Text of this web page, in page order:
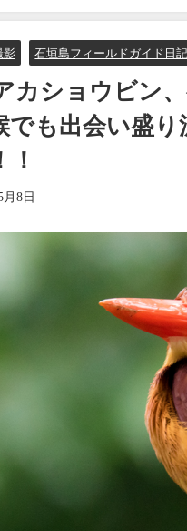
ドウオッチング＆野鳥撮影ガイ
影 石垣島フィールドガイド日記
カショウビン
でも出会い盛
月8日